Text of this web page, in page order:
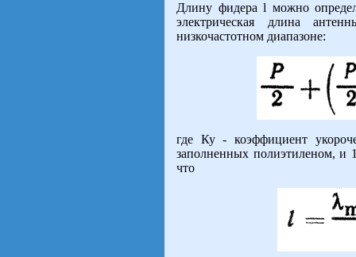
Длину фидера l можно
электрическая длина
низкочастотном диапазоне:
где Ку - коэффициент
заполненных полиэтиленом, и
что